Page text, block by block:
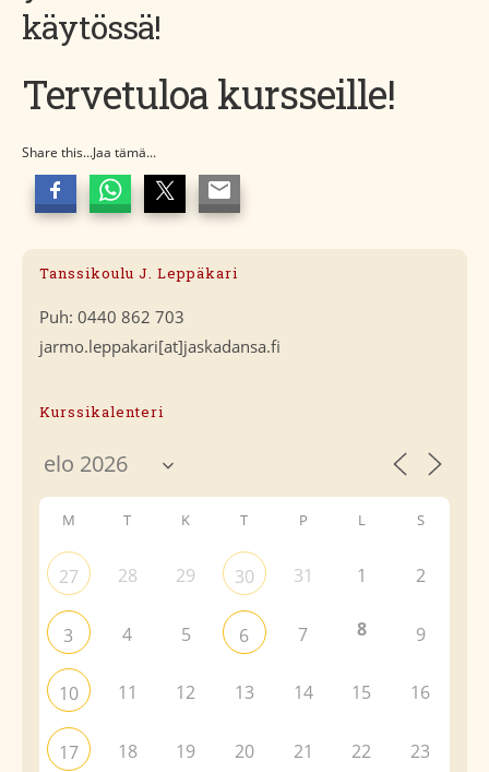
käytössä!
Tervetuloa kursseille!
Share this...Jaa tämä...
Tanssikoulu J. Leppäkari
Puh: 0440 862 703
jarmo.leppakari[at]jaskadansa.fi
Kurssikalenteri
M T K T P L S
27 28 29 30 31 1 2
3 4 5 6 7 8 9
10 11 12 13 14 15 16
17 18 19 20 21 22 23